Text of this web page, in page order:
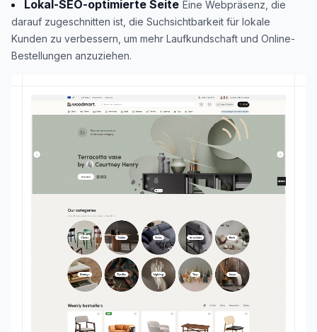
Lokal-SEO-optimierte Seite Eine Webpräsenz, die
darauf zugeschnitten ist, die Suchsichtbarkeit für lokale
Kunden zu verbessern, um mehr Laufkundschaft und Online-
Bestellungen anzuziehen.